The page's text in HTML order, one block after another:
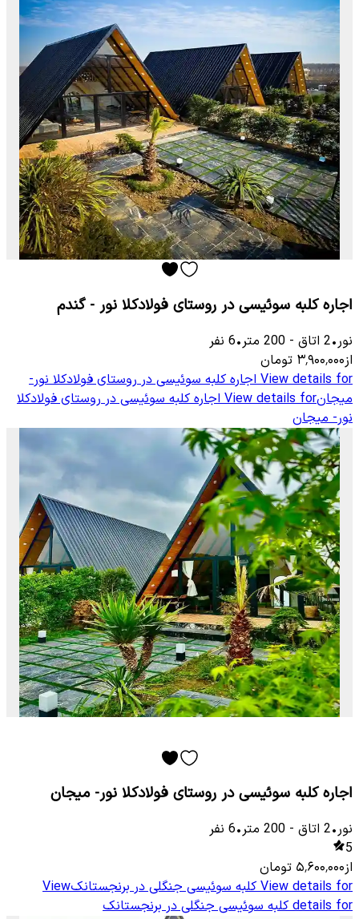
اجاره کلبه سوئیسی در روستای فولادکلا نور - گندم
نور•
2 اتاق -
200 متر•
6 نفر
از۳٬۹۰۰٬۰۰۰ تومان
View details for اجاره کلبه سوئیسی در روستای فولادکلا نور-
میجانView details for اجاره کلبه سوئیسی در روستای فولادکلا
نور- میجان
اجاره کلبه سوئیسی در روستای فولادکلا نور- میجان
نور•
2 اتاق -
200 متر•
6 نفر
5
از۵٬۶۰۰٬۰۰۰ تومان
View details for کلبه سوئیسی جنگلی در برنجستانکView
details for کلبه سوئیسی جنگلی در برنجستانک